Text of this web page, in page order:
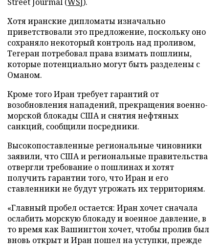
Хотя иранские дипломаты изначально
приветствовали это предложение, поскольку оно
сохраняло некоторый контроль над проливом,
Тегеран потребовал права взимать пошлины,
которые потенциально могут быть разделены с
Оманом.
Кроме того Иран требует гарантий от
возобновления нападений, прекращения военно-
морской блокады США и снятия нефтяных
санкций, сообщили посредники.
Высокопоставленные региональные чиновники
заявили, что США и региональные правительства
отвергли требование о пошлинах и хотят
получить гарантии того, что Иран и его
ставленники не будут угрожать их территориям.
«Главный пробел остается: Иран хочет сначала
ослабить морскую блокаду и военное давление, в
то время как Вашингтон хочет, чтобы пролив был
вновь открыт и Иран пошел на уступки, прежде